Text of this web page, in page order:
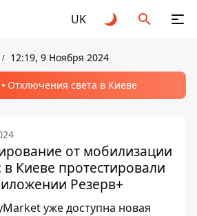
UK
12:19, 9 Ноября 2024
Отключения света в Киеве
от мобилизации
Киеве протестировали
Резерв+
уже доступна новая